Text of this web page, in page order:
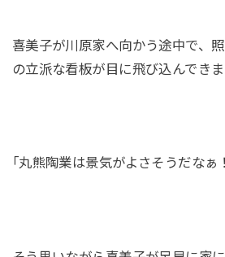
喜美子が川原家へ向かう途中で、
の立派な看板が目に飛び込んできま
｢丸熊陶業は景気がよさそうだなぁ